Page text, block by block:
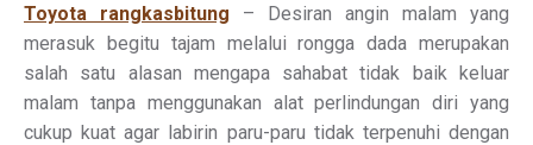
Toyota rangkasbitung – Desiran angin malam yang
merasuk begitu tajam melalui rongga dada merupakan
salah satu alasan mengapa sahabat tidak baik keluar
malam tanpa menggunakan alat perlindungan diri yang
cukup kuat agar labirin paru-paru tidak terpenuhi dengan